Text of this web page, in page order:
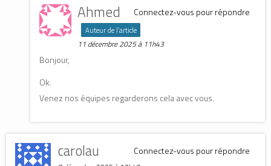
Connectez-vous pour répondre
Ahmed
Auteur de l’article
11 décembre 2025 à 11h43
Bonjour,
Ok.
Venez nos équipes regarderons cela avec vous.
Connectez-vous pour répondre
carolau